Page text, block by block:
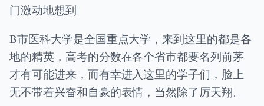
门激动地想到
B市医科大学是全国重点大学，来到这里的都是各
地的精英，高考的分数在各个省市都要名列前茅
才有可能进来，而有幸进入这里的学子们，脸上
无不带着兴奋和自豪的表情，当然除了厉天翔。